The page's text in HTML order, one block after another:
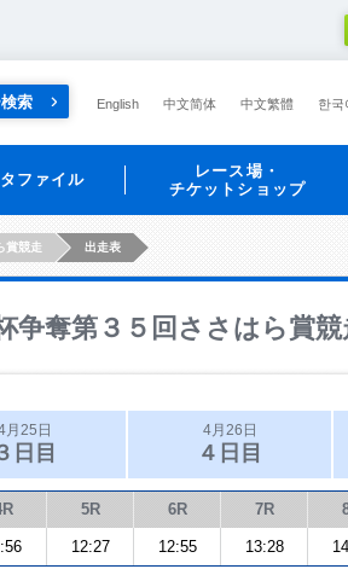
索 English 中文简体 中文繁體 한국
ファイル
レース場・
チケットショップ
賞競走 出走表
争奪第３５回ささはら賞競
月25日
日目
4月26日
４日目
5R 6R 7R
12:27 12:55 13:28